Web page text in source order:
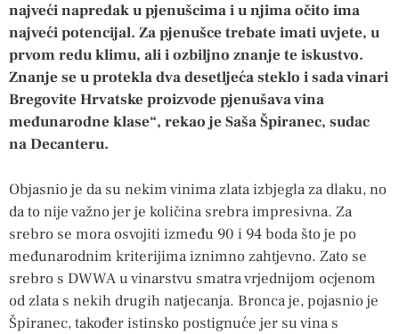
najveći napredak u pjenušcima i u njima očito ima
najveći potencijal. Za pjenušce trebate imati uvjete, u
prvom redu klimu, ali i ozbiljno znanje te iskustvo.
Znanje se u protekla dva desetljeća steklo i sada vinari
Bregovite Hrvatske proizvode pjenušava vina
međunarodne klase“, rekao je Saša Špiranec, sudac
na Decanteru.
Objasnio je da su nekim vinima zlata izbjegla za dlaku, no
da to nije važno jer je količina srebra impresivna. Za
srebro se mora osvojiti između 90 i 94 boda što je po
međunarodnim kriterijima iznimno zahtjevno. Zato se
srebro s DWWA u vinarstvu smatra vrjednijom ocjenom
od zlata s nekih drugih natjecanja. Bronca je, pojasnio je
Špiranec, također istinsko postignuće jer su vina s